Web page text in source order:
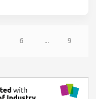
6 ... 9